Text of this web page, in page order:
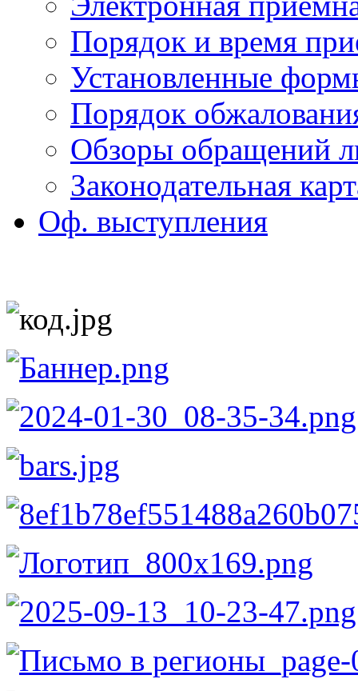
Порядок и время
Установленные
Порядок
Обзоры обращений
Законодательная
Оф. выступления